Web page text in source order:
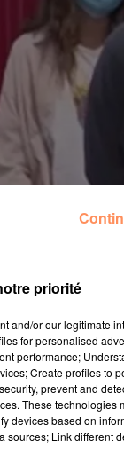
pas.
sur l’égalité
Y rencontrer
à
de
priorité
and/or our legitimate
for personalised
performance;
Create profiles to
prevent and
These technologies
devices based on
Link different